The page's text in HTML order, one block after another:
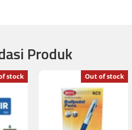
Produk
stock Out of stock